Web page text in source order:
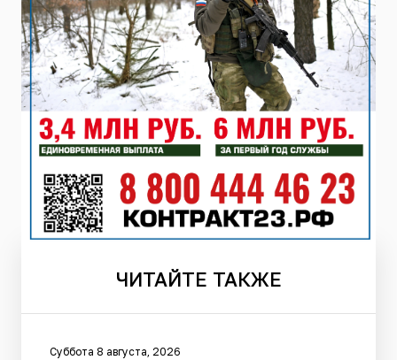
ЧИТАЙТЕ ТАКЖЕ
Суббота 8 августа, 2026